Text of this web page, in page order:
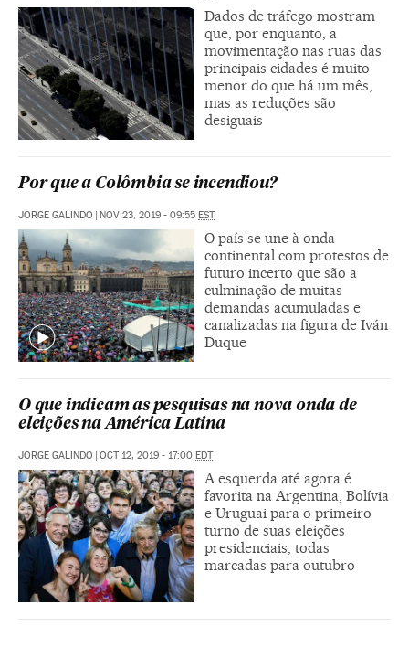
Dados de tráfego mostram
que, por enquanto, a
movimentação nas ruas das
principais cidades é muito
menor do que há um mês,
mas as reduções são
desiguais
Por que a Colômbia se incendiou?
JORGE GALINDO | NOV 23, 2019 - 09:55 EST
O país se une à onda
continental com protestos de
futuro incerto que são a
culminação de muitas
demandas acumuladas e
canalizadas na figura de Iván
Duque
O que indicam as pesquisas na nova onda de
eleições na América Latina
JORGE GALINDO | OCT 12, 2019 - 17:00 EDT
A esquerda até agora é
favorita na Argentina, Bolívia
e Uruguai para o primeiro
turno de suas eleições
presidenciais, todas
marcadas para outubro